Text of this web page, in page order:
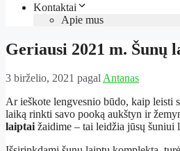
Kontaktai
Apie mus
Geriausi 2021 m. Šunų
3 birželio, 2021 pagalAntanas
Ar ieškote lengvesnio būdo, kaip leisti
laiką rinkti savo pooką aukštyn ir
laiptaižaidime – tai leidžia jūsų šuniui